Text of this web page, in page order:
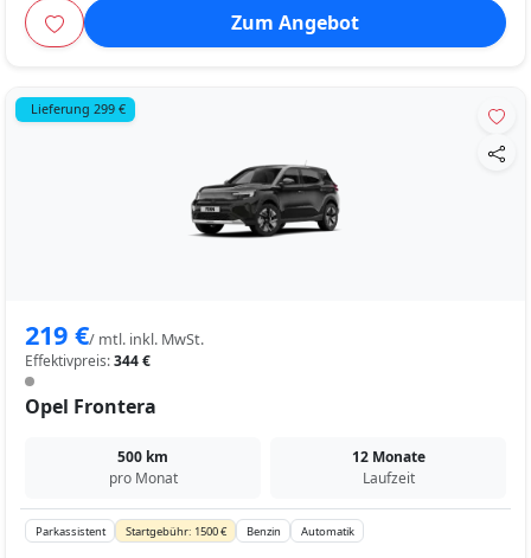
Zum Angebot
Lieferung 299 €
219 €/ mtl. inkl. MwSt.
Effektivpreis:344 €
Opel Frontera
500 km
pro Monat
12 Monate
Laufzeit
Parkassistent Startgebühr: 1500 € Benzin Automatik